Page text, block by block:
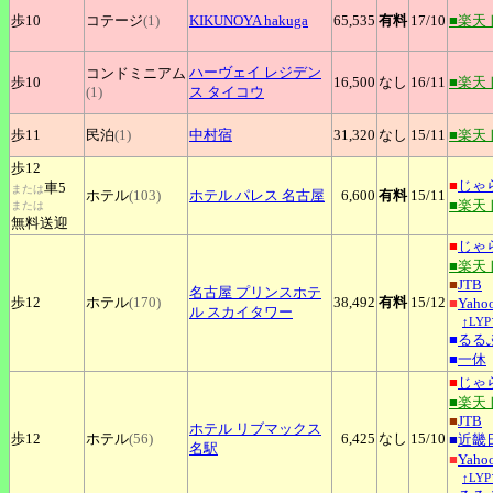
歩10 コテージ(1) KIKUNOYAhakuga 65,535 有料 17/10 ■楽天
歩10
コンドミニアム
(1)
ハーヴェイ レジデン
ス タイコウ
16,500 なし 16/11 ■楽天
歩11 民泊(1) 中村宿 31,320 なし 15/11 ■楽天
歩12
または車5
または
無料送迎
ホテル(103) ホテル パレス 名古屋 6,600 有料 15/11
■ じゃ
■楽天
歩12 ホテル(170)
名古屋 プリンスホテ
ル スカイタワー
38,492 有料 15/12
■ じゃ
■楽天
■JTB
■
■るる
■一休
歩12 ホテル(56)
ホテル リブマックス
名駅
6,425 なし 15/10
■ じゃ
■楽天
■JTB
■近畿
■